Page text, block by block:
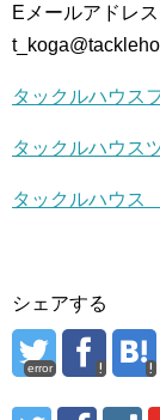
Eメールアドレス
タックルハウス
タックルハウス
タックルハウス
シェアする
error